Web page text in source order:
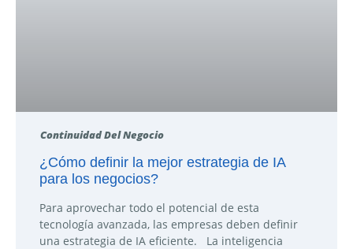
Continuidad Del Negocio
¿Cómo definir la mejor estrategia de IA
para los negocios?
Para aprovechar todo el potencial de esta
tecnología avanzada, las empresas deben definir
una estrategia de IA eficiente. La inteligencia